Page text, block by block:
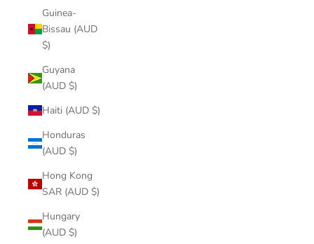
Guinea-
Bissau (AUD
$)
Guyana
(AUD $)
Haiti (AUD $)
Honduras
(AUD $)
Hong Kong
SAR (AUD $)
Hungary
(AUD $)